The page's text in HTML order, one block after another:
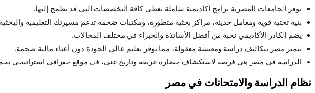
توفر الجامعات المصرية برامج أكاديمية شاملة تغطي كافة التخصصات التي قد تطمح إليها.
بنية تحتية قوية ومعامل حديثة، مراكز بحثية متطورة، ومكتبات ضخمة تدعم مسيرتك التعليمية
يضم الكادر الأكاديمي نخبة من أفضل الأساتذة والخبراء في مختلف المجالات.
تتميز مصر بتكاليف دراسة ومعيشة معقولة، مما يوفر تعليم عالي الجودة دون أعباء مالية ضخمة.
الدراسة في مصر هي فرصة لاستكشاف حضارة عريقة وتاريخ غني، في موقع جغرافي استراتيجي
نظام الدراسة والامتحانات في مصر